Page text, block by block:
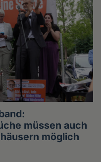
müssen auch
möglich